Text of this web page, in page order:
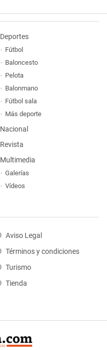
Deportes
Fútbol
Baloncesto
Pelota
Balonmano
Fútbol sala
Más deporte
Nacional
Revista
Multimedia
Galerías
Vídeos
Aviso Legal
Términos y condiciones
Turismo
Tienda